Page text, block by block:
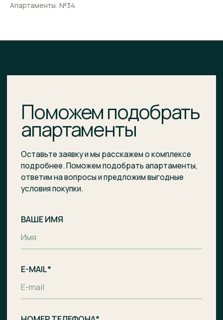
Апартаменты: №34
+7
обработку моих персональных данных в порядке и
на условиях, указанных вПолитике обработки
персональных данных .
Отправить заявку
Комплекс апартаментов с гостиницей
моря, п. Лесное.
Общество с ограниченной
застройщик «Ривьера Балтики»
3900008142/ОГРН1233900002490